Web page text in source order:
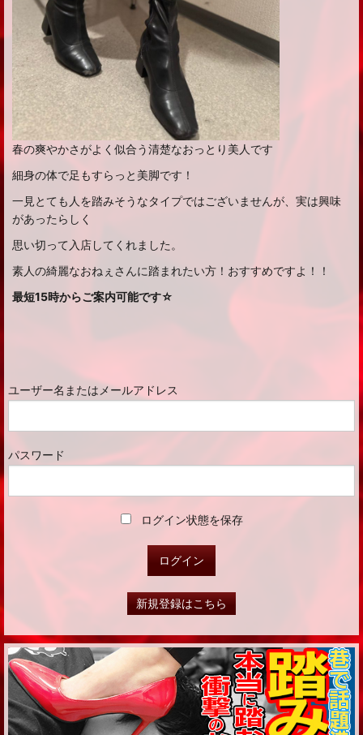
春の爽やかさがよく似合う清楚なおっとり美人です
細身の体で足もすらっと美脚です！
一見とても人を踏みそうなタイプではございませんが、実は興味
があったらしく
思い切って入店してくれました。
素人の綺麗なおねぇさんに踏まれたい方！おすすめですよ！！
最短15時からご案内可能です☆
ユーザー名またはメールアドレス
パスワード
ログイン状態を保存
新規登録はこちら